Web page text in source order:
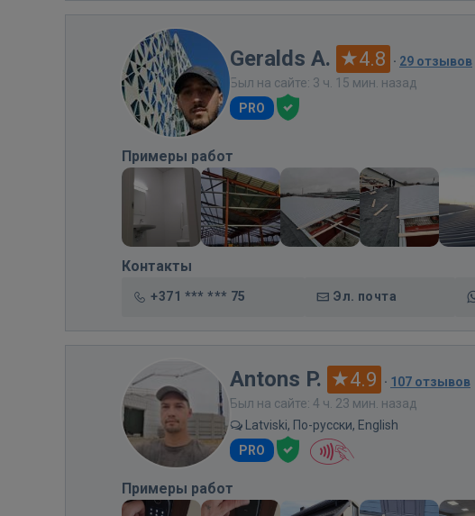
Geralds A. 4.8 · 29 отзывов
Был на сайте: 3 ч. 15 мин. назад
PRO
Примеры работ
Контакты
+371 *** *** 75 Эл. почта
Antons P. 4.9 · 107 отзывов
Был на сайте: 4 ч. 23 мин. назад
Latviski, По-русски, English
PRO
Примеры работ